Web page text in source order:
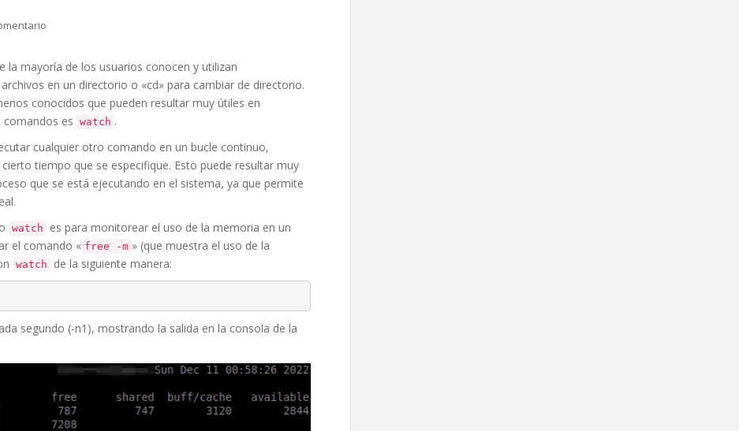
la mayoría de los usuarios conocen y utilizan
en un directorio o «cd» para cambiar de directorio.
conocidos que pueden resultar muy útiles en
comandos es watch .
cualquier otro comando en un bucle continuo,
tiempo que se especifique. Esto puede resultar muy
que se está ejecutando en el sistema, ya que permite
watch
es para monitorear el uso de la memoria en un
el comando « free -m » (que muestra el uso de la
watch de la siguiente manera:
segundo (-n1), mostrando la salida en la consola de la